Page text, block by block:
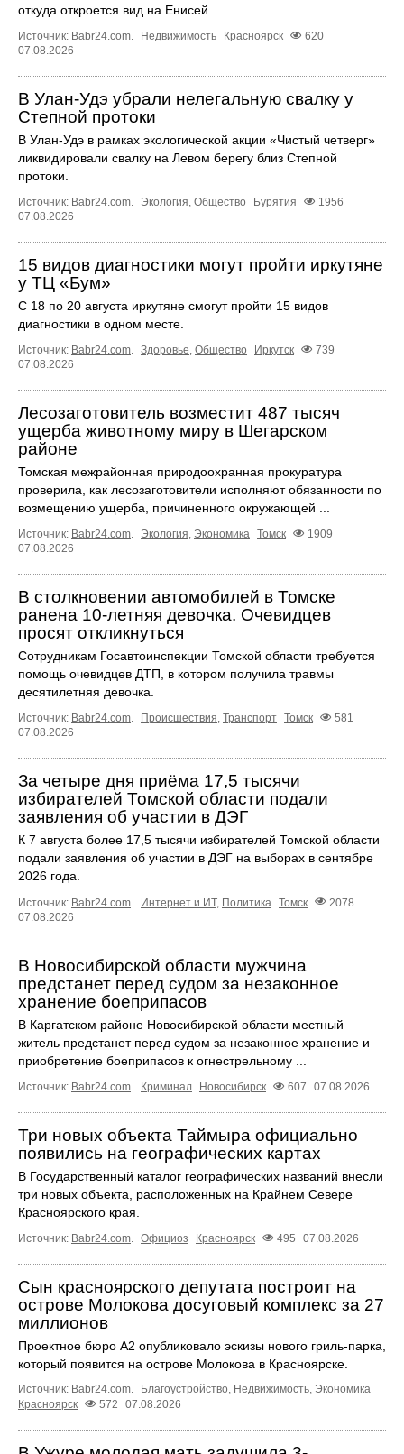
откуда откроется вид на Енисей.
Источник: Babr24.com. Недвижимость Красноярск
620
07.08.2026
В Улан-Удэ убрали нелегальную свалку у
Степной протоки
В Улан-Удэ в рамках экологической акции «Чистый четверг»
ликвидировали свалку на Левом берегу близ Степной
протоки.
Источник: Babr24.com. Экология, Общество Бурятия
1956
07.08.2026
15 видов диагностики могут пройти иркутяне
у ТЦ «Бум»
С 18 по 20 августа иркутяне смогут пройти 15 видов
диагностики в одном месте.
Источник: Babr24.com. Здоровье, Общество Иркутск
739
07.08.2026
Лесозаготовитель возместит 487 тысяч
ущерба животному миру в Шегарском
районе
Томская межрайонная природоохранная прокуратура
проверила, как лесозаготовители исполняют обязанности по
возмещению ущерба, причиненного окружающей ...
Источник: Babr24.com. Экология, Экономика Томск
1909
07.08.2026
В столкновении автомобилей в Томске
ранена 10-летняя девочка. Очевидцев
просят откликнуться
Сотрудникам Госавтоинспекции Томской области требуется
помощь очевидцев ДТП, в котором получила травмы
десятилетняя девочка.
Источник: Babr24.com. Происшествия, Транспорт Томск
581
07.08.2026
За четыре дня приёма 17,5 тысячи
избирателей Томской области подали
заявления об участии в ДЭГ
К 7 августа более 17,5 тысячи избирателей Томской области
подали заявления об участии в ДЭГ на выборах в сентябре
2026 года.
Источник: Babr24.com Интернет и ИТ, Политика Томск
2078
07.08.2026
В Новосибирской области мужчина
предстанет перед судом за незаконное
хранение боеприпасов
В Каргатском районе Новосибирской области местный
житель предстанет перед судом за незаконное хранение и
приобретение боеприпасов к огнестрельному ...
Источник: Babr24.com Криминал Новосибирск 607 07.08.2026
Три новых объекта Таймыра официально
появились на географических картах
В Государственный каталог географических названий внесли
три новых объекта, расположенных на Крайнем Севере
Красноярского края.
Источник: Babr24.com Официоз Красноярск 495 07.08.2026
Сын красноярского депутата построит на
острове Молокова досуговый комплекс за 27
миллионов
Проектное бюро А2 опубликовало эскизы нового гриль-парка,
который появится на острове Молокова в Красноярске.
Источник: Babr24.com Благоустройство Недвижимость Экономика
Красноярск
572 07.08.2026